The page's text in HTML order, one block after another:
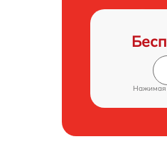
Нажимая